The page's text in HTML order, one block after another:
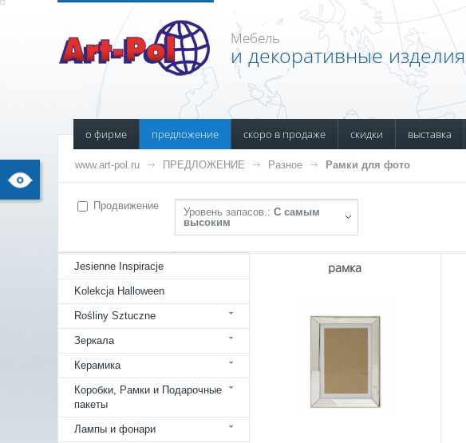
Мебель
и декоративные изделия
о фирме предложение скоро в продаже скидки выставка
www.art-pol.ru ПРЕДЛОЖЕНИЕ Разное Рамки для фото
Продвижение
Уровень запасов.: С самым
высоким
Jesienne Inspiracje
Kolekcja Halloween
Rośliny Sztuczne
Зеркала
Керамика
Коробки, Рамки и Подарочные
пакеты
Лампы и фонари
рамка